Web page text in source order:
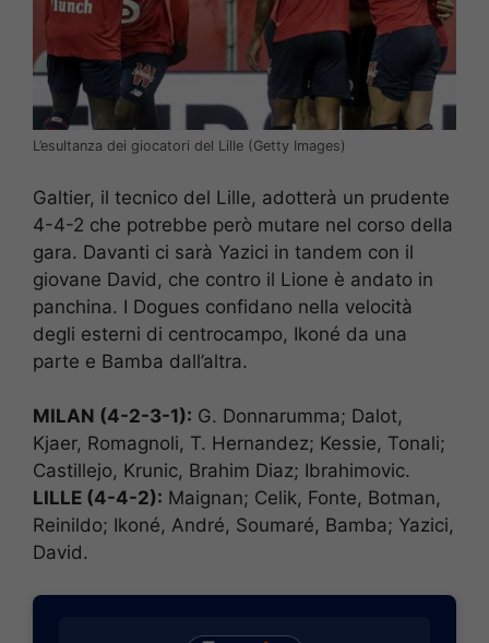
L’esultanza dei giocatori del Lille (Getty Images)
Galtier, il tecnico del Lille, adotterà un prudente
4-4-2 che potrebbe però mutare nel corso della
gara. Davanti ci sarà Yazici in tandem con il
giovane David, che contro il Lione è andato in
panchina. I Dogues confidano nella velocità
degli esterni di centrocampo, Ikoné da una
parte e Bamba dall’altra.
MILAN (4-2-3-1): G. Donnarumma; Dalot,
Kjaer, Romagnoli, T. Hernandez; Kessie, Tonali;
Castillejo, Krunic, Brahim Diaz; Ibrahimovic.
LILLE (4-4-2): Maignan; Celik, Fonte, Botman,
Reinildo; Ikoné, André, Soumaré, Bamba; Yazici,
David.